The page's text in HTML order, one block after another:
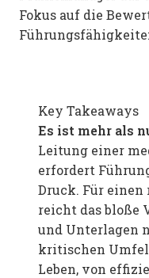
Fokus auf die
Key Takeaways
Es ist mehr als
Leitung einer
erfordert
Druck. Für einen
reicht das bloße
und Unterlagen
kritischen
Leben, von